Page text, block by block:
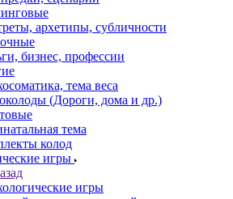
архетипы, субличности
бизнес, профессии
тема веса
(Дороги, дома и др.)
тема
колод
игры
игры